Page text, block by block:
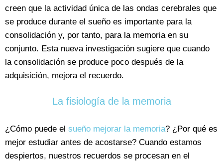
creen que la actividad única de las ondas cerebrales que
se produce durante el sueño es importante para la
consolidación y, por tanto, para la memoria en su
conjunto. Esta nueva investigación sugiere que cuando
la consolidación se produce poco después de la
adquisición, mejora el recuerdo.
La fisiología de la memoria
¿Cómo puede el sueño mejorar la memoria? ¿Por qué es
mejor estudiar antes de acostarse? Cuando estamos
despiertos, nuestros recuerdos se procesan en el